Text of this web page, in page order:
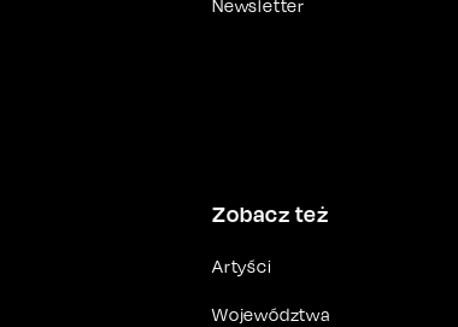
Newsletter
Zobacz też
Artyści
Województwa